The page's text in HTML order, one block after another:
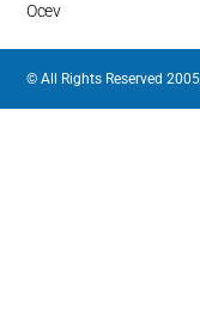
Ocev
© All Rights Reserved